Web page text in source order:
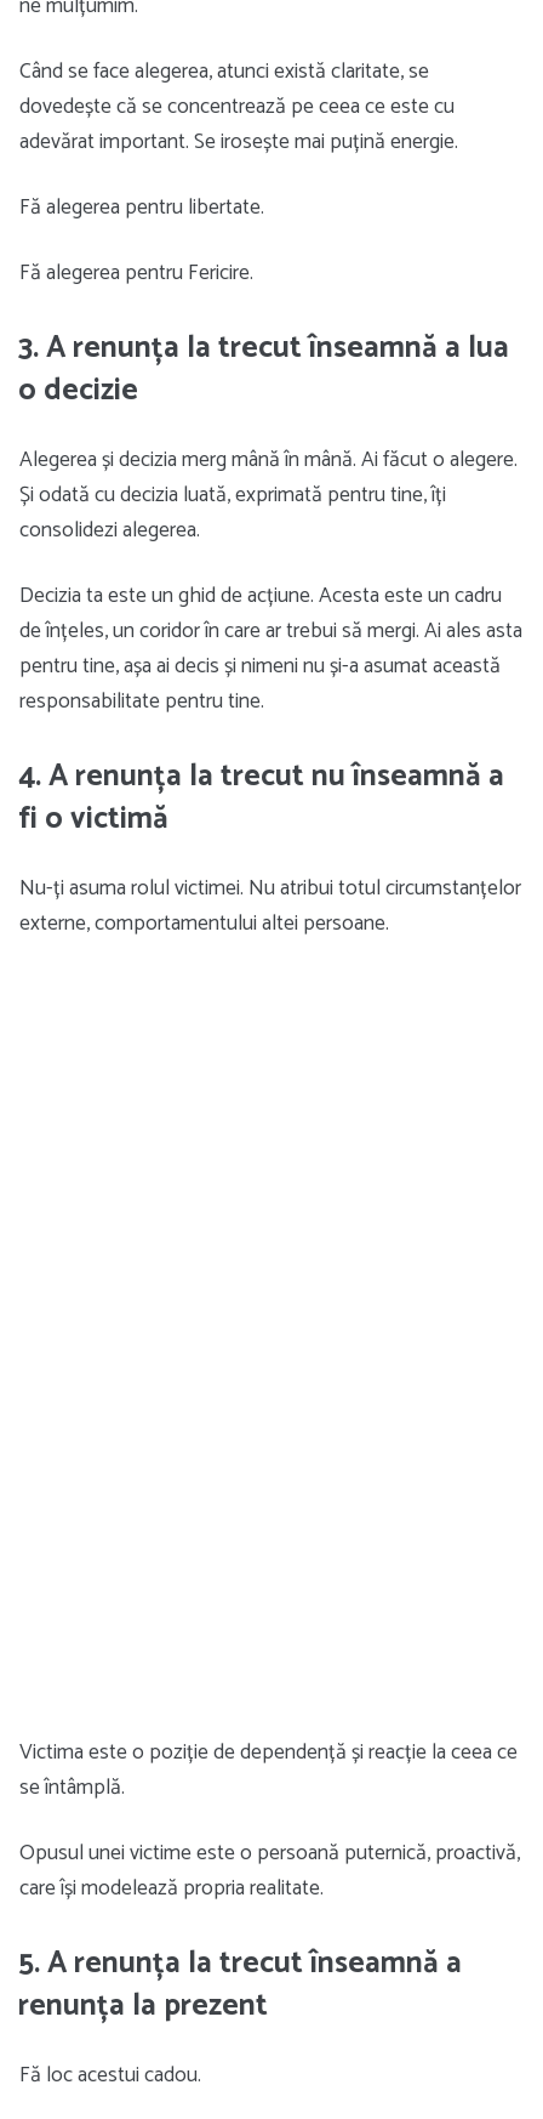
Când se face alegerea, atunci există claritate, se
dovedește că se concentrează pe ceea ce este cu
adevărat important. Se irosește mai puțină energie.
Fă alegerea pentru libertate.
Fă alegerea pentru Fericire.
3. A renunța la trecut înseamnă a lua
o decizie
Alegerea și decizia merg mână în mână. Ai făcut o alegere.
Și odată cu decizia luată, exprimată pentru tine, îți
consolidezi alegerea.
Decizia ta este un ghid de acțiune. Acesta este un cadru
de înțeles, un coridor în care ar trebui să mergi. Ai ales asta
pentru tine, așa ai decis și nimeni nu și-a asumat această
responsabilitate pentru tine.
4. A renunța la trecut nu înseamnă a
fi o victimă
Nu-ți asuma rolul victimei. Nu atribui totul circumstanțelor
externe, comportamentului altei persoane.
Victima este o poziție de dependență și reacție la ceea ce
se întâmplă.
Opusul unei victime este o persoană puternică, proactivă,
care își modelează propria realitate.
5. A renunța la trecut înseamnă a
renunța la prezent
Fă loc acestui cadou.